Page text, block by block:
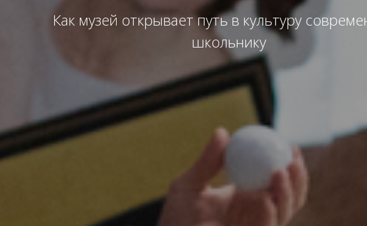
Как музей открывает путь в культуру
школьнику